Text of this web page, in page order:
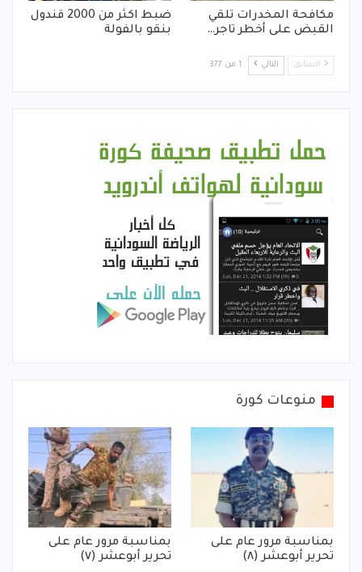
مكافحة المخدرات تلقي
القبض على أخطر تاجر…
ضبط اكثر من 2000 قندول
بنقو بالفولة
السابق التالي 1 من 377
منوعات كورة
بمناسبة مرور عام على
تحرير أبوعشر (٨)
بمناسبة مرور عام على
تحرير أبوعشر (٧)